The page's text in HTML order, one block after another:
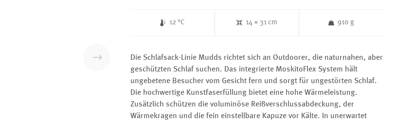
12 °C 14 × 31 cm 910 g
Die Schlafsack-Linie Mudds richtet sich an Outdoorer, die naturnahen, aber
geschützten Schlaf suchen. Das integrierte MoskitoFlex System hält
ungebetene Besucher vom Gesicht fern und sorgt für ungestörten Schlaf.
Die hochwertige Kunstfaserfüllung bietet eine hohe Wärmeleistung.
Zusätzlich schützen die voluminöse Reißverschlussabdeckung, der
Wärmekragen und die fein einstellbare Kapuze vor Kälte. In unerwartet